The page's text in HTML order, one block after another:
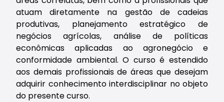
atuam diretamente na gestão de cadeias
produtivas, planejamento estratégico de
negócios agrícolas, análise de políticas
econômicas aplicadas ao agronegócio e
conformidade ambiental. O curso é estendido
aos demais profissionais de áreas que desejam
adquirir conhecimento interdisciplinar no objeto
do presente curso.